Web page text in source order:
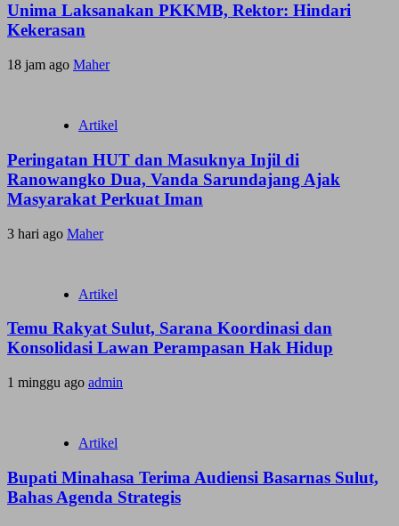
Unima Laksanakan PKKMB, Rektor: Hindari
Kekerasan
18 jam ago Maher
Artikel
Peringatan HUT dan Masuknya Injil di
Ranowangko Dua, Vanda Sarundajang Ajak
Masyarakat Perkuat Iman
3 hari ago Maher
Artikel
Temu Rakyat Sulut, Sarana Koordinasi dan
Konsolidasi Lawan Perampasan Hak Hidup
1 minggu ago admin
Artikel
Bupati Minahasa Terima Audiensi Basarnas Sulut,
Bahas Agenda Strategis